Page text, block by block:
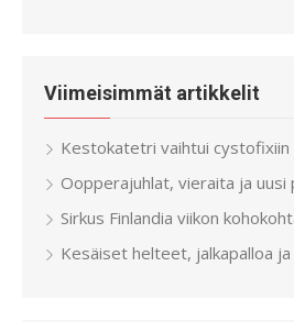
Viimeisimmät artikkelit
Kestokatetri vaihtui cystofixiin
Oopperajuhlat, vieraita ja uusi
Sirkus Finlandia viikon
Kesäiset helteet, jalkapalloa